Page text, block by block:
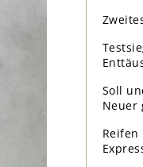
Soll
Neuer